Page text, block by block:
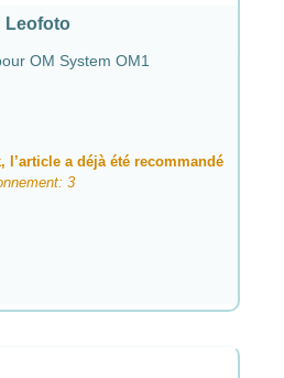
Leofoto
OM System OM1
l’article a déjà été recommandé
3